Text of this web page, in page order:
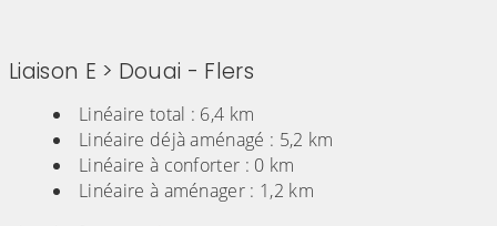
Liaison E > Douai - Flers
Linéaire total : 6,4 km
Linéaire déjà aménagé : 5,2 km
Linéaire à conforter : 0 km
Linéaire à aménager : 1,2 km